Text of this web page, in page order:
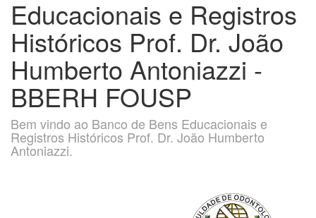
Educacionais e Registros
Históricos Prof. Dr. João
Humberto Antoniazzi -
BBERH FOUSP
Bem vindo ao Banco de Bens Educacionais e
Registros Históricos Prof. Dr. João Humberto
Antoniazzi.